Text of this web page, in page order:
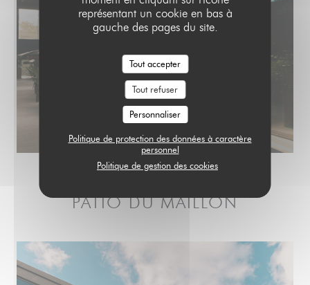
représentant un cookie en bas à
gauche des pages du site.
Tout accepter
Tout refuser
Personnaliser
Politique de protection des données à caractère
personnel
Politique de gestion des cookies
PATIO DU MAILLON